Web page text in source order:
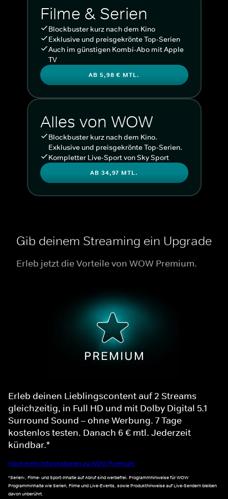
Filme & Serien
Blockbuster kurz nach dem Kino
Exklusive und preisgekrönte Top-Serien
Auch im günstigen Kombi-Abo mit Apple
TV
AB 5,98 € MTL.
Alles von WOW
Blockbuster kurz nach dem Kino.
Exklusive und preisgekrönte Top-Serien.
Kompletter Live-Sport von Sky Sport
AB 34,97 MTL.
Gib deinem Streaming ein Upgrade
Erleb jetzt die Vorteile von WOW Premium.
Erleb deinen Lieblingscontent auf 2 Streams
gleichzeitig, in Full HD und mit Dolby Digital 5.1
Surround Sound – ohne Werbung. 7 Tage
kostenlos testen. Danach 6 € mtl. Jederzeit
kündbar.*
Noch mehr Informationen zu WOW Premium
*Serien-, Filme- und Sport-Inhalte auf Abruf sind werbefrei. Programmhinweise für WOW
Programminhalte wie Serien, Filme und Live-Events, sowie Produkthinweise auf Live-Sendern bleiben
davon unberührt.